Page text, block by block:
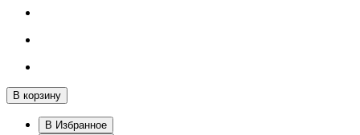
В корзину
В Избранное